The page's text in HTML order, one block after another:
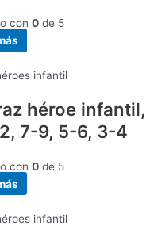
con 0 de 5
infantil
héroe infantil,
7-9, 5-6, 3-4
con 0 de 5
infantil